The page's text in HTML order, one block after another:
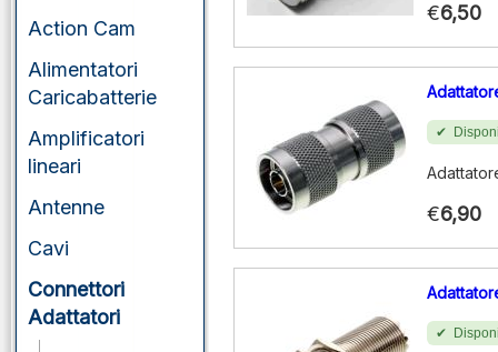
Action Cam
Alimentatori
Caricabatterie
Amplificatori
lineari
Antenne
Cavi
Connettori
Adattatori
€6,50
€6,90